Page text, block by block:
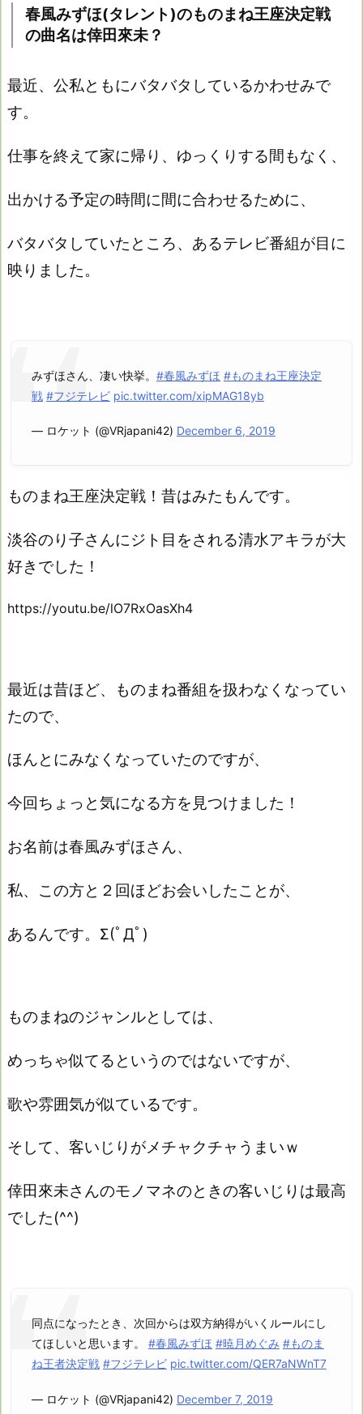
春風みずほ(タレント)のものまね王座決定戦
の曲名は倖田來未？
最近、公私ともにバタバタしているかわせみで
す。
仕事を終えて家に帰り、ゆっくりする間もなく、
出かける予定の時間に間に合わせるために、
バタバタしていたところ、あるテレビ番組が目に
映りました。
みずほさん、凄い快挙。 #春風みずほ #ものまね王座決定
戦 #フジテレビ pic.twitter.com/xipMAG18yb
— ロケット (@VRjapani42) December 6, 2019
ものまね王座決定戦！昔はみたもんです。
淡谷のり子さんにジト目をされる清水アキラが大
好きでした！
https://youtu.be/lO7RxOasXh4
最近は昔ほど、ものまね番組を扱わなくなってい
たので、
ほんとにみなくなっていたのですが、
今回ちょっと気になる方を見つけました！
お名前は春風みずほさん、
私、この方と２回ほどお会いしたことが、
あるんです。Σ(ﾟДﾟ)
ものまねのジャンルとしては、
めっちゃ似てるというのではないですが、
歌や雰囲気が似ているです。
そして、客いじりがメチャクチャうまいｗ
倖田來未さんのモノマネのときの客いじりは最高
でした(^^)
同点になったとき、次回からは双方納得がいくルールにし
てほしいと思います。 #春風みずほ #暁月めぐみ #ものま
ね王者決定戦 #フジテレビ pic.twitter.com/QER7aNWnT7
— ロケット (@VRjapani42) December 7, 2019